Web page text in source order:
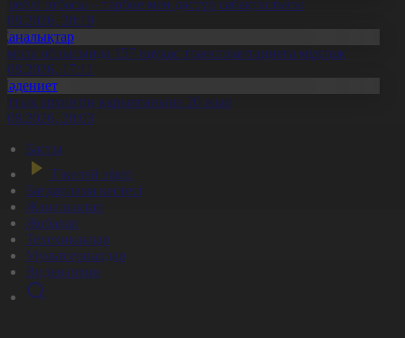
отбасы – тәрбие мен дәстүр сабақтастығы
20:19
облысында 157 науқас трансплантацияға мұқтаж
17:11
архивтің құрылғанына 20 жыл
20:03
Басты
Тікелей эфир
Бағдарлама кестесі
Жаңалықтар
Жобалар
Телехикаялар
Мультсериалдар
Видеоархив